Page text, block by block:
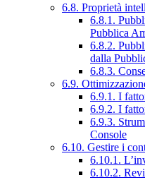
6.8. Proprietà
6.8.1.
Pubblica
6.8.2.
dalla
6.8.3.
6.9.
6.9.1. I
6.9.2. I
6.9.3.
Console
6.10. Gestire i
6.10.1.
6.10.2.